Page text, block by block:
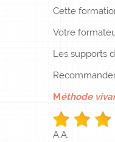
Cette
Votre
Les supports
Méthode
A.A.